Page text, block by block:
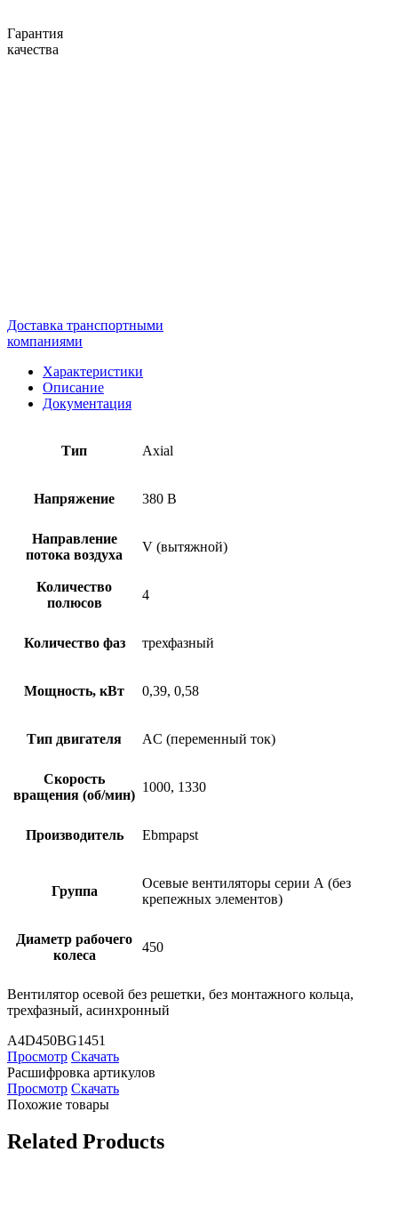
Гарантия
качества
Доставка транспортными
компаниями
Характеристики
Описание
Документация
Тип Axial
Напряжение 380 В
Направление
потока воздуха
V (вытяжной)
Количество
полюсов
4
Количество фаз трехфазный
Мощность, кВт 0,39, 0,58
Тип двигателя AC (переменный ток)
Скорость
вращения (об/мин)
1000, 1330
Производитель Ebmpapst
Группа
Осевые вентиляторы серии А (без
крепежных элементов)
Диаметр рабочего
колеса
450
Вентилятор осевой без решетки, без монтажного кольца,
трехфазный, асинхронный
A4D450BG1451
Просмотр Скачать
Расшифровка артикулов
Просмотр Скачать
Похожие товары
Related Products